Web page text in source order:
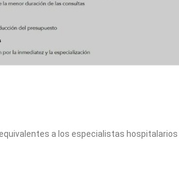
a los especialistas hospitalarios